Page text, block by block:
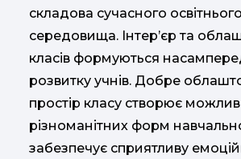
складова сучасного освітнього
середовища. Інтер’єр та
класів формуються
розвитку учнів. Добре
простір класу створює
різноманітних форм
забезпечує сприятливу